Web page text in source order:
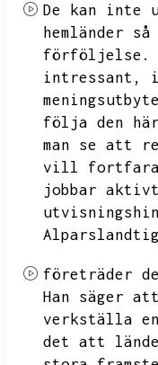
De kan inte
hemländer
förföljelse.
intressant,
följa den
man se att
vill
jobbar
företräder
Han säger
verkställa
det att